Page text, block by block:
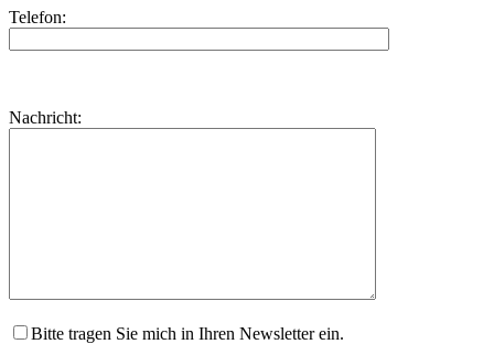
Telefon:
dieses
lasse
Nachricht:
Bitte tragen Sie mich in Ihren Newsletter ein.